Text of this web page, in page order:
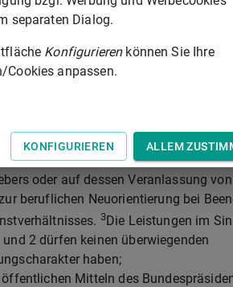
für Maßnahmen nach
und § 82a des Dritten Buches
Sozialgesetzbuch oder
sind auch Beratungsleistungen des
oder auf dessen Veranlassung
beruflichen Neuorientierung bei
3Die Leistungen im
und 2 dürfen keinen überwiegenden
haben;
Mitteln des
separaten Dialog.
Konfigurierenkönnen Sie Ihre
Cookies anpassen.
KONFIGURIEREN ALLEM